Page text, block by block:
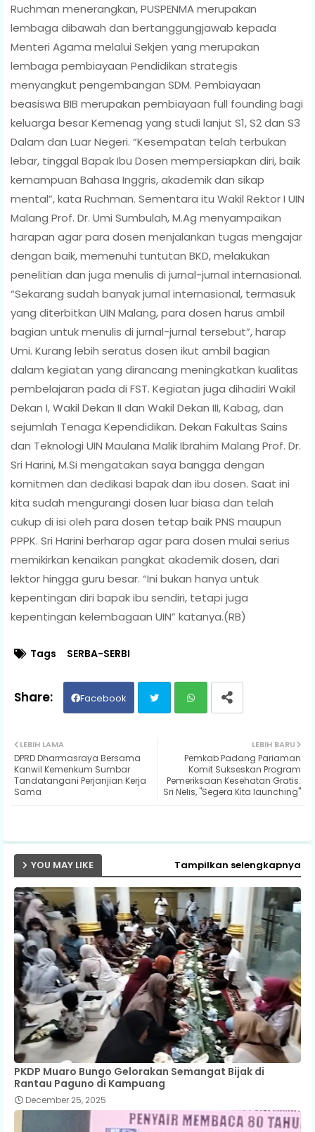
Ruchman menerangkan, PUSPENMA merupakan
lembaga dibawah dan bertanggungjawab kepada
Menteri Agama melalui Sekjen yang merupakan
lembaga pembiayaan Pendidikan strategis
menyangkut pengembangan SDM. Pembiayaan
beasiswa BIB merupakan pembiayaan full founding bagi
keluarga besar Kemenag yang studi lanjut S1, S2 dan S3
Dalam dan Luar Negeri. “Kesempatan telah terbukan
lebar, tinggal Bapak Ibu Dosen mempersiapkan diri, baik
kemampuan Bahasa Inggris, akademik dan sikap
mental”, kata Ruchman. Sementara itu Wakil Rektor I UIN
Malang Prof. Dr. Umi Sumbulah, M.Ag menyampaikan
harapan agar para dosen menjalankan tugas mengajar
dengan baik, memenuhi tuntutan BKD, melakukan
penelitian dan juga menulis di jurnal-jurnal internasional.
“Sekarang sudah banyak jurnal internasional, termasuk
yang diterbitkan UIN Malang, para dosen harus ambil
bagian untuk menulis di jurnal-jurnal tersebut”, harap
Umi. Kurang lebih seratus dosen ikut ambil bagian
dalam kegiatan yang dirancang meningkatkan kualitas
pembelajaran pada di FST. Kegiatan juga dihadiri Wakil
Dekan I, Wakil Dekan II dan Wakil Dekan III, Kabag, dan
sejumlah Tenaga Kependidikan. Dekan Fakultas Sains
dan Teknologi UIN Maulana Malik Ibrahim Malang Prof. Dr.
Sri Harini, M.Si mengatakan saya bangga dengan
komitmen dan dedikasi bapak dan ibu dosen. Saat ini
kita sudah mengurangi dosen luar biasa dan telah
cukup di isi oleh para dosen tetap baik PNS maupun
PPPK. Sri Harini berharap agar para dosen mulai serius
memikirkan kenaikan pangkat akademik dosen, dari
lektor hingga guru besar. “Ini bukan hanya untuk
kepentingan diri bapak ibu sendiri, tetapi juga
kepentingan kelembagaan UIN” katanya.(RB)
Tags SERBA-SERBI
Facebook
ats
ap
LEBIH BARU
Pemkab Padang Pariaman
Komit Sukseskan Program
Pemeriksaan Kesehatan Gratis.
Sri Nelis, "Segera Kita launching"
LEBIH LAMA
DPRD Dharmasraya Bersama
Kanwil Kemenkum Sumbar
Tandatangani Perjanjian Kerja
Sama
YOU MAY LIKE Tampilkan selengkapnya
PKDP Muaro Bungo Gelorakan Semangat Bijak di
Rantau Paguno di Kampuang
December 25, 2025